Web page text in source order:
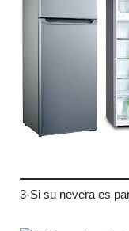
3-Si su nevera es